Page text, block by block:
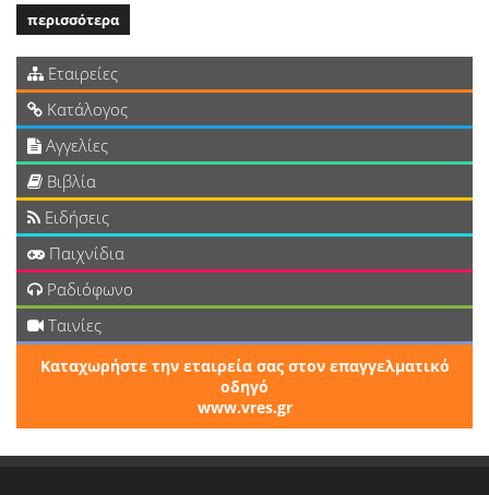
περισσότερα
Εταιρείες
Κατάλογος
Αγγελίες
Βιβλία
Ειδήσεις
Παιχνίδια
Ραδιόφωνο
Ταινίες
Καταχωρήστε την εταιρεία σας στον επαγγελματικό
οδηγό
www.vres.gr